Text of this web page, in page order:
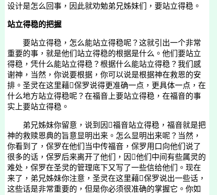
设计是怎么回事，因此就劝勉弟兄姊妹们，要站立得稳。
站立得稳的把握
要站立得稳，怎么能站立得稳呢？这就引出一个非常
重要的事，就是他们站立得稳的根据是什么。他们要站立
得稳，凭什么能站立得稳？根据什么能站立得稳？我们感
谢神，当然，你说要根据，你可以说是根据神在救恩的安
排。圣灵在这里藉保罗说得更准确一点，更具体一点，在
什么地方站立得稳呢？在福音上要站立得稳，在福音的事
实上要站立得稳。
弟兄姊妹你留意，说到因福音站立得稳，福音就是把
神的救赎恩典的旨意显明出来。怎么显明出来呢？当然，
你看到了，保罗在他们当中传福音，保罗用口向他们说了
很多的话，保罗后来离开了他们，因他们中间有些属灵的
难处，保罗在圣灵的管理底下又写了一些信给他们。现在
来了，弟兄姊妹你注意，圣灵在这里藉保罗说出一些话，
这些话是非常重要的，但是你必须很准确的掌握它。你如